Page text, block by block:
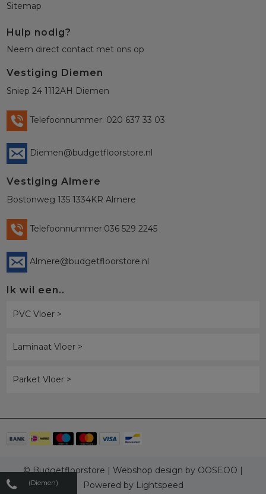
(Diemen)
Sitemap
Hulp nodig?
Neem direct contact met ons op
Vestiging Diemen
Sniep 24 1112AH Diemen
Telefoonnummer: 020 637 33 03
Diemen@budgetfloorstore.nl
Vestiging Almere
Bostonweg 135 1334KR Almere
Telefoonnummer:036 529 2245
Almere@budgetfloorstore.nl
Ik wil een..
PVC Vloer >
Laminaat Vloer >
Parket Vloer >
© Budgetfloorstore | Webshop design by OOSEOO |
Powered by Lightspeed